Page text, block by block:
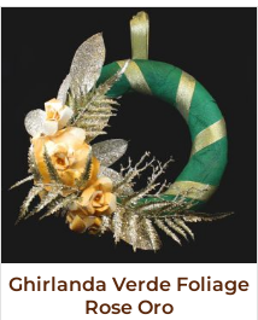
Ghirlanda Verde Foliage
Rose Oro